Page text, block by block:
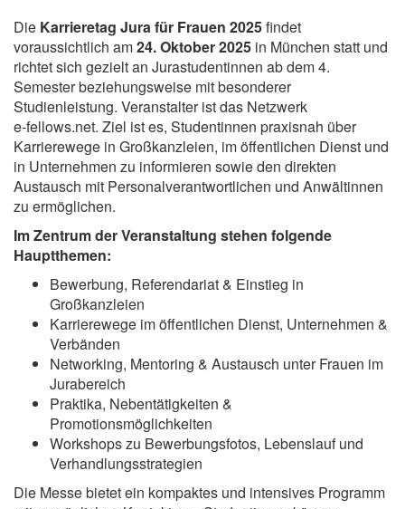
Die Karrieretag Jura für Frauen 2025findet
voraussichtlich am24. Oktober 2025 in München statt und
richtet sich gezielt an Jurastudentinnen ab dem 4.
Semester beziehungsweise mit besonderer
Studienleistung. Veranstalter ist das Netzwerk
e‑fellows.net. Ziel ist es, Studentinnen praxisnah über
Karrierewege in Großkanzleien, im öffentlichen Dienst und
in Unternehmen zu informieren sowie den direkten
Austausch mit Personalverantwortlichen und Anwältinnen
zu ermöglichen.
Im Zentrum der Veranstaltung stehen folgende
Hauptthemen:
Bewerbung, Referendariat & Einstieg in
Großkanzleien
Karrierewege im öffentlichen Dienst, Unternehmen &
Verbänden
Networking, Mentoring & Austausch unter Frauen im
Jurabereich
Praktika, Nebentätigkeiten &
Promotionsmöglichkeiten
Workshops zu Bewerbungsfotos, Lebenslauf und
Verhandlungsstrategien
Die Messe bietet ein kompaktes und intensives Programm